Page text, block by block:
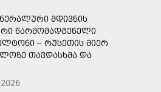
ᲛᲓᲘᲕᲜᲘᲡ
ᲬᲐᲠᲛᲝᲛᲐᲓᲒᲔᲜᲔᲚᲘ
– ᲠᲣᲡᲔᲗᲘᲡ ᲛᲘᲔᲠ
ᲗᲐᲕᲓᲐᲡᲮᲛᲐ ᲓᲐ